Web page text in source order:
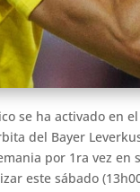
se ha activado en
del Bayer
por 1ra vez
este sábado